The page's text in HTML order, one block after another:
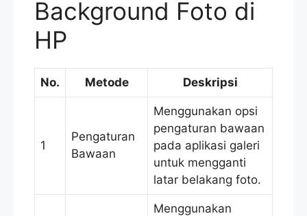
Background Foto di
HP
No. Metode Deskripsi
1
Pengaturan
Bawaan
Menggunakan opsi
pengaturan bawaan
pada aplikasi galeri
untuk mengganti
latar belakang foto.
Menggunakan